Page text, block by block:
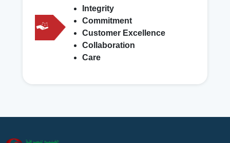
Integrity
Commitment
Customer Excellence
Collaboration
Care